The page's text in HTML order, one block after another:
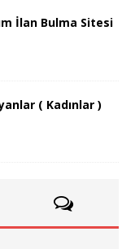
İlan Bulma Sitesi
( Kadınlar )